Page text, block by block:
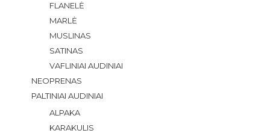
FLANELĖ
MARLĖ
MUSLINAS
SATINAS
VAFLINIAI AUDINIAI
NEOPRENAS
PALTINIAI AUDINIAI
ALPAKA
KARAKULIS